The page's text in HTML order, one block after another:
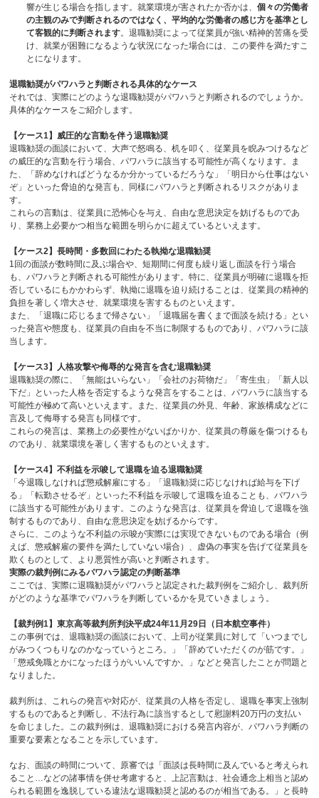
響が生じる場合を指します。就業環境が害されたか否かは、個々の労働者
の主観のみで判断されるのではなく、平均的な労働者の感じ方を基準とし
て客観的に判断されます。退職勧奨によって従業員が強い精神的苦痛を受
け、就業が困難になるような状況になった場合には、この要件を満たすこ
とになります。
退職勧奨がパワハラと判断される具体的なケース
それでは、実際にどのような退職勧奨がパワハラと判断されるのでしょうか。
具体的なケースをご紹介します。
【ケース1】威圧的な言動を伴う退職勧奨
退職勧奨の面談において、大声で怒鳴る、机を叩く、従業員を睨みつけるなど
の威圧的な言動を行う場合、パワハラに該当する可能性が高くなります。ま
た、「辞めなければどうなるか分かっているだろうな」「明日から仕事はない
ぞ」といった脅迫的な発言も、同様にパワハラと判断されるリスクがありま
す。
これらの言動は、従業員に恐怖心を与え、自由な意思決定を妨げるものであ
り、業務上必要かつ相当な範囲を明らかに超えているといえます。
【ケース2】長時間・多数回にわたる執拗な退職勧奨
1回の面談が数時間に及ぶ場合や、短期間に何度も繰り返し面談を行う場合
も、パワハラと判断される可能性があります。特に、従業員が明確に退職を拒
否しているにもかかわらず、執拗に退職を迫り続けることは、従業員の精神的
負担を著しく増大させ、就業環境を害するものといえます。
また、「退職に応じるまで帰さない」「退職届を書くまで面談を続ける」とい
った発言や態度も、従業員の自由を不当に制限するものであり、パワハラに該
当します。
【ケース3】人格攻撃や侮辱的な発言を含む退職勧奨
退職勧奨の際に、「無能はいらない」「会社のお荷物だ」「寄生虫」「新人以
下だ」といった人格を否定するような発言をすることは、パワハラに該当する
可能性が極めて高いといえます。また、従業員の外見、年齢、家族構成などに
言及して侮辱する発言も同様です。
これらの発言は、業務上の必要性がないばかりか、従業員の尊厳を傷つけるも
のであり、就業環境を著しく害するものといえます。
【ケース4】不利益を示唆して退職を迫る退職勧奨
「今退職しなければ懲戒解雇にする」「退職勧奨に応じなければ給与を下げ
る」「転勤させるぞ」といった不利益を示唆して退職を迫ることも、パワハラ
に該当する可能性があります。このような発言は、従業員を脅迫して退職を強
制するものであり、自由な意思決定を妨げるからです。
さらに、このような不利益の示唆が実際には実現できないものである場合（例
えば、懲戒解雇の要件を満たしていない場合）、虚偽の事実を告げて従業員を
欺くものとして、より悪質性が高いと判断されます。
実際の裁判例にみるパワハラ認定の判断基準
ここでは、実際に退職勧奨がパワハラと認定された裁判例をご紹介し、裁判所
がどのような基準でパワハラを判断しているかを見ていきましょう。
【裁判例1】東京高等裁判所判決平成24年11 月29日（日本航空事件）
この事例では、退職勧奨の面談において、上司が従業員に対して「いつまでし
がみつくつもりなのかなっていうところ。」「辞めていただくのが筋です。」
「懲戒免職とかになったほうがいいんですか。」などと発言したことが問題と
なりました。
裁判所は、これらの発言や対応が、従業員の人格を否定し、退職を事実上強制
するものであると判断し、不法行為に該当するとして慰謝料20万円の支払い
を命じました。この裁判例は、退職勧奨における発言内容が、パワハラ判断の
重要な要素となることを示しています。
なお、面談の時間について、原審では「面談は長時間に及んでいると考えられ
ること…などの諸事情を併せ考慮すると、上記言動は、社会通念上相当と認め
られる範囲を逸脱している違法な退職勧奨と認めるのが相当である。」と長時